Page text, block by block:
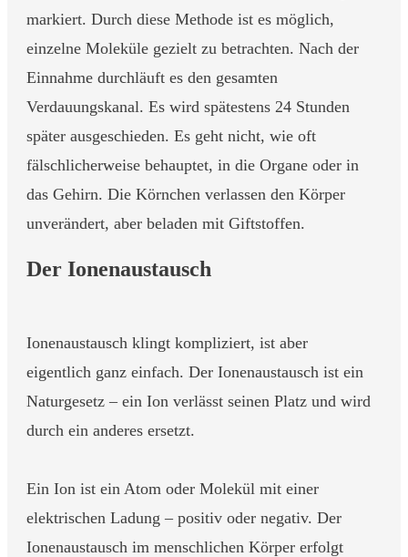
markiert. Durch diese Methode ist es möglich,
einzelne Moleküle gezielt zu betrachten. Nach der
Einnahme durchläuft es den gesamten
Verdauungskanal. Es wird spätestens 24 Stunden
später ausgeschieden. Es geht nicht, wie oft
fälschlicherweise behauptet, in die Organe oder in
das Gehirn. Die Körnchen verlassen den Körper
unverändert, aber beladen mit Giftstoffen.
Der Ionenaustausch
Ionenaustausch klingt kompliziert, ist aber
eigentlich ganz einfach. Der Ionenaustausch ist ein
Naturgesetz – ein Ion verlässt seinen Platz und wird
durch ein anderes ersetzt.
Ein Ion ist ein Atom oder Molekül mit einer
elektrischen Ladung – positiv oder negativ. Der
Ionenaustausch im menschlichen Körper erfolgt